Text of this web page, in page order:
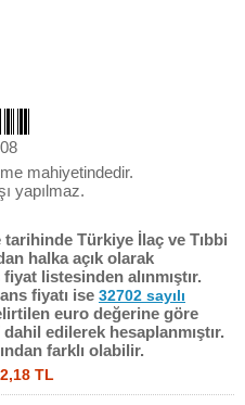
mahiyetindedir.
yapılmaz.
Türkiye İlaç ve Tıbbi
halka açık olarak
listesinden alınmıştır.
fiyatı ise 32702 sayılı
euro değerine göre
edilerek hesaplanmıştır.
farklı olabilir.
TL